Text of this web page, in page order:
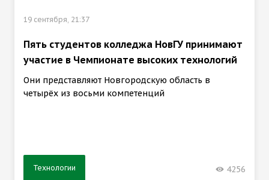
19 сентября, 21:37
Пять студентов колледжа НовГУ принимают
участие в Чемпионате высоких технологий
Они представляют Новгородскую область в
четырёх из восьми компетенций
Технологии 4256